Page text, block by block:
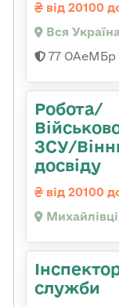
від 20100
Вся
77 ОАеМБр
Робота/
ЗСУ/
досвіду
від 20100
служби